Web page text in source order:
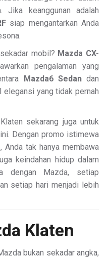
Jika keanggunan adalah
siap mengantarkan Anda
mobil? Mazda CX-
pengalaman yang
Mazda6 Sedandan
elegansi yang tidak pernah
sekarang juga untuk
Dengan promo istimewa
tak hanya membawa
keindahan hidup dalam
dengan Mazda, setiap
setiap hari menjadi lebih
Klaten
bukan sekadar angka,